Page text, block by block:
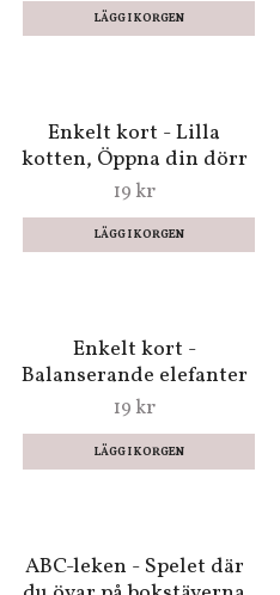
Tomtebobarnen,
Älvorna
19 kr
Enkelt kort - Lilla
kotten, Öppna din dörr
19 kr
Enkelt kort -
Balanserande elefanter